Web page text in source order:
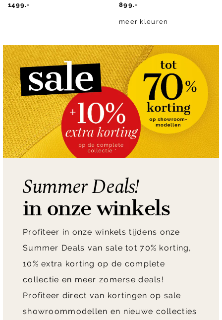
1499.- 899.-
meer kleuren
Summer Deals!
in onze winkels
Profiteer in onze winkels tijdens onze
Summer Deals van sale tot 70% korting,
10% extra korting op de complete
collectie en meer zomerse deals!
Profiteer direct van kortingen op sale
showroommodellen en nieuwe collecties